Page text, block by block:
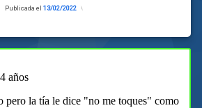
Publicada el 13/02/2022